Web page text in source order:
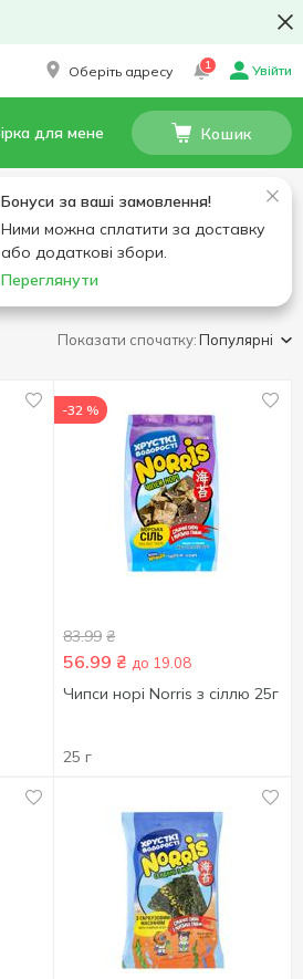
Оберіть адресу 1 Увійти
для мене Кошик
Бонуси за ваші замовлення!
Ними можна сплатити за доставку
або додаткові збори.
Переглянути
Показати спочатку:Популярні
-32 %
83.99 ₴
56.99 ₴ до 19.08
Чипси норі Norris з сіллю 25г
25 г